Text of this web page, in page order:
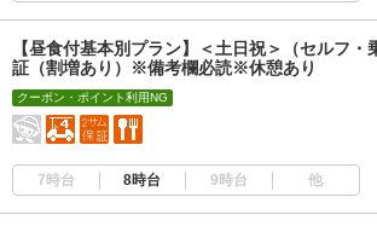
【昼食付基本別プラン】＜土日祝＞（セルフ
証（割増あり）※備考欄必読※休憩あり
クーポン・ポイント利用NG
7時台 8時台 9時台 他